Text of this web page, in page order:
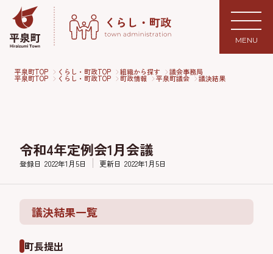
MENU
平泉町TOP くらし・町政TOP 組織から探す 議会事務局
平泉町TOP くらし・町政TOP 町政情報 平泉町議会 議決結果
令和4年定例会1月会議
登録日 2022年1月5日 更新日 2022年1月5日
議決結果一覧
町長提出